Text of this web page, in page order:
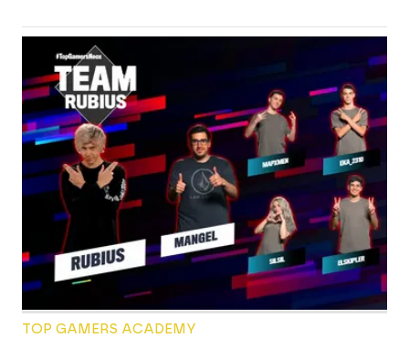
TOP GAMERS ACADEMY